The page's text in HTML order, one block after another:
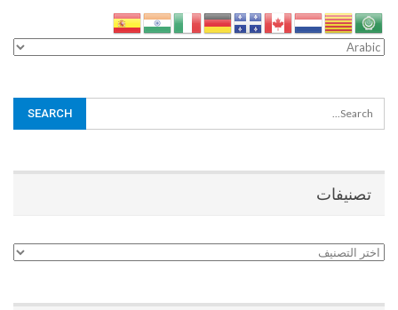
تصنيفات
تصنيفات